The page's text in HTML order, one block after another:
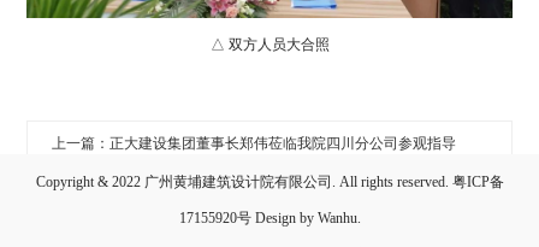
△ 双方人员大合照
上一篇：正大建设集团董事长郑伟莅临我院四川分公司参观指导
下一篇：中国设计品牌大会---热烈祝贺黄埔建筑设计院荣获年度文化/教育建筑设计标杆品牌机构
Copyright & 2022 广州黄埔建筑设计院有限公司. All rights reserved. 粤ICP备
17155920号Design by Wanhu.